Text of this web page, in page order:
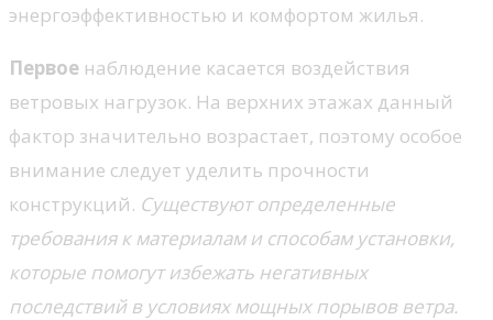
энергоэффективностью и комфортом жилья.
Первое наблюдение касается воздействия
ветровых нагрузок. На верхних этажах данный
фактор значительно возрастает, поэтому особое
внимание следует уделить прочности
конструкций. Существуют определенные
требования к материалам и способам установки,
которые помогут избежать негативных
последствий в условиях мощных порывов ветра.